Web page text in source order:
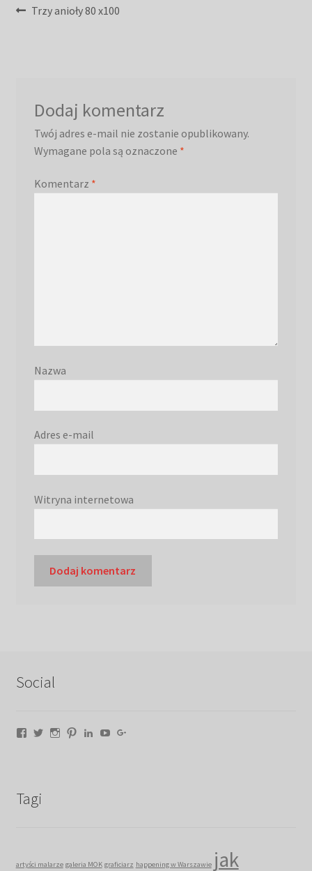
Nawigacja
Poprzedni
Trzy anioły 80 x100
Dodaj komentarz
Twój adres e-mail nie zostanie opublikowany.
Wymagane pola są oznaczone *
Komentarz *
Nazwa
Adres e-mail
Witryna internetowa
Social
Facebook
TwitterInstagram
PinterestLinkedIn
YouTube
Tagi
artyści malarze galeria MOK graficiarz happening w Warszawie jak